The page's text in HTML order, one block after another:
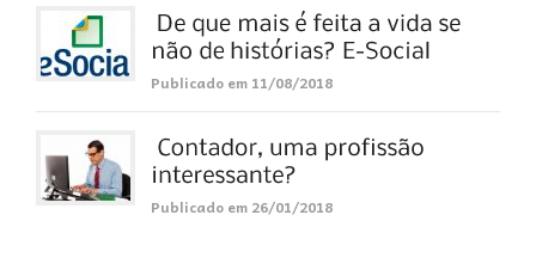
Publicado em 11/08/2018
Publicado em 26/01/2018